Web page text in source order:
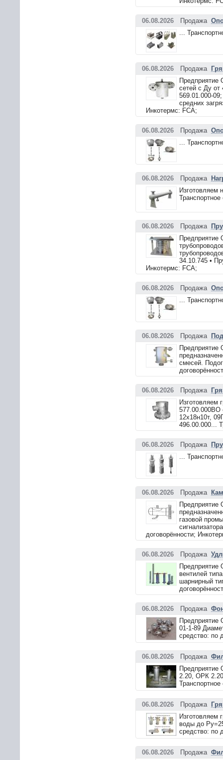
06.08.2026 Продажа
...
06.08.2026 Продажа
Предприятие
сетей с Ду
569.01.000-
средних
Инкотермс: FCA;
06.08.2026 Продажа
...
06.08.2026 Продажа
Изготовляем
06.08.2026 Продажа
Предприятие
34.10.745 •
Инкотермс: FCA;
06.08.2026 Продажа
...
06.08.2026 Продажа
Предприятие
смесей.
06.08.2026 Продажа
Изготовляем
577.00.000ВО
12х18н10т,
496.00.000...
06.08.2026 Продажа
...
06.08.2026 Продажа
Предприятие
газовой
договорённости;
06.08.2026 Продажа
Предприятие
вентилей
шарнирный
06.08.2026 Продажа
Предприятие
01-1-89
средство: по
06.08.2026 Продажа
2.20, ОРК
06.08.2026 Продажа
Изготовляем
воды до
средство: по
06.08.2026 Продажа